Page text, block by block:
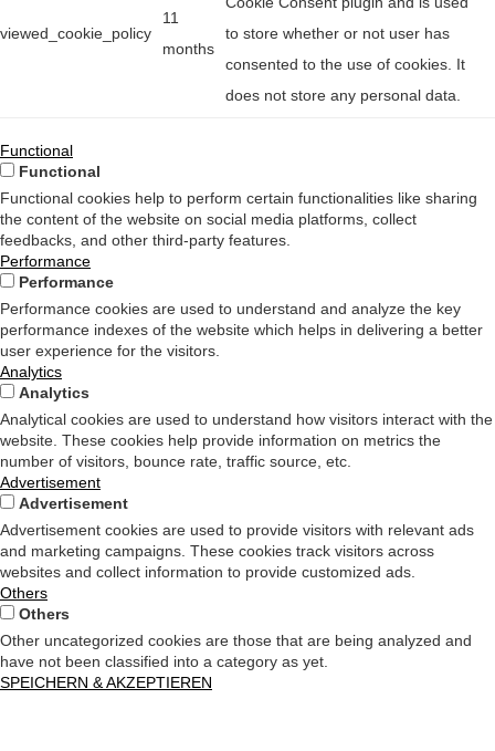
viewed_cookie_policy
11
months
to store whether or not user has
consented to the use of cookies. It
does not store any personal data.
Functional
Functional
Functional cookies help to perform certain functionalities like sharing
the content of the website on social media platforms, collect
feedbacks, and other third-party features.
Performance
Performance
Performance cookies are used to understand and analyze the key
performance indexes of the website which helps in delivering a better
user experience for the visitors.
Analytics
Analytics
Analytical cookies are used to understand how visitors interact with the
website. These cookies help provide information on metrics the
number of visitors, bounce rate, traffic source, etc.
Advertisement
Advertisement
Advertisement cookies are used to provide visitors with relevant ads
and marketing campaigns. These cookies track visitors across
websites and collect information to provide customized ads.
Others
Others
Other uncategorized cookies are those that are being analyzed and
have not been classified into a category as yet.
SPEICHERN & AKZEPTIEREN